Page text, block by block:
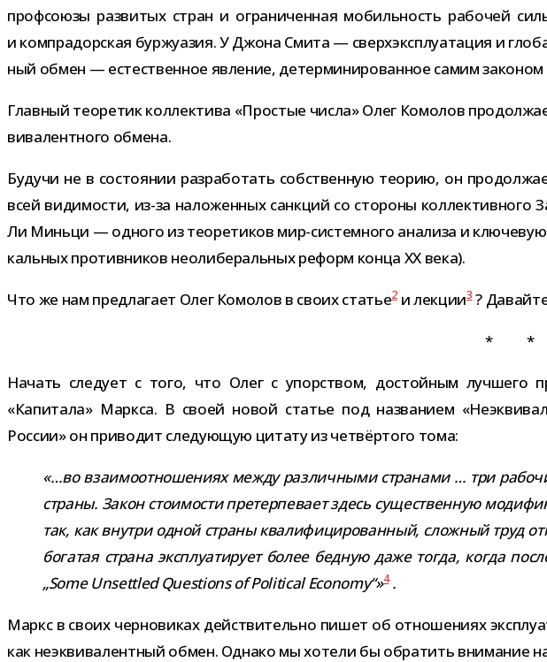
проф­со­юзы раз­ви­тых стран и огра­ни­чен­ная мобиль­ность рабо­чей
и ком­пра­дор­ская бур­жу­а­зия. У Джона Смита — сверх­экс­плу­а­та­ция и
ный обмен — есте­ствен­ное явле­ние, детер­ми­ни­ро­ван­ное самим
Главный тео­ре­тик кол­лек­тива «Простые числа» Олег Комолов
ви­ва­лент­ного обмена.
Будучи не в состо­я­нии раз­ра­бо­тать соб­ствен­ную тео­рию, он
всей види­мо­сти, из-​за нало­жен­ных санк­ций со сто­роны
Ли Миньци — одного из тео­ре­ти­ков мир-​системного ана­лиза и
каль­ных про­тив­ни­ков нео­ли­бе­раль­ных реформ конца XX века).
Что же нам пред­ла­гает Олег Комолов в своих ста­тье2 и лек­ции3?
*
Начать сле­дует с того, что Олег с упор­ством, достой­ным луч­шего
«Капитала» Маркса. В своей новой ста­тье под назва­нием
России» он при­во­дит сле­ду­ю­щую цитату из чет­вёр­того тома:
«…во вза­и­мо­от­но­ше­ниях между раз­лич­ными стра­нами … три
страны. Закон сто­и­мо­сти пре­тер­пе­вает здесь суще­ствен­ную
так, как внутри одной страны ква­ли­фи­ци­ро­ван­ный, слож­ный труд
бога­тая страна экс­плу­а­ти­рует более бед­ную даже тогда, когда
„Some Unsettled Questions of Political Economy“»4 .
Маркс в своих чер­но­ви­ках дей­стви­тельно пишет об отно­ше­ниях
как неэк­ви­ва­лент­ный обмен. Однако мы хотели бы обра­тить вни­ма­ние